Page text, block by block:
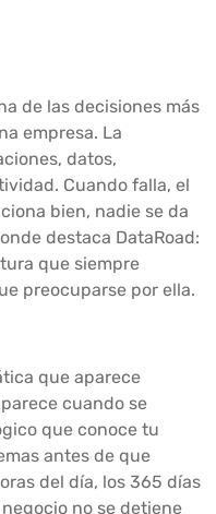
de las decisiones más
empresa. La
datos,
Cuando falla, el
bien, nadie se da
destaca DataRoad:
que siempre
preocuparse por ella.
que aparece
cuando se
que conoce tu
antes de que
del día, los 365 días
no se detiene